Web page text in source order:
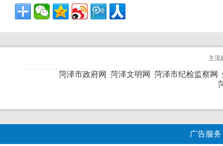
主流
菏泽市政府网 菏泽文明网 菏泽市纪检监察网
广告服务